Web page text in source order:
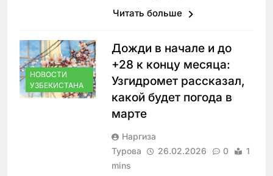
Читать больше
НОВОСТИ
УЗБЕКИСТАНА
Дожди в начале и до
+28 к концу месяца:
Узгидромет рассказал,
какой будет погода в
марте
Наргиза
Турова
26.02.2026 0
1
mins